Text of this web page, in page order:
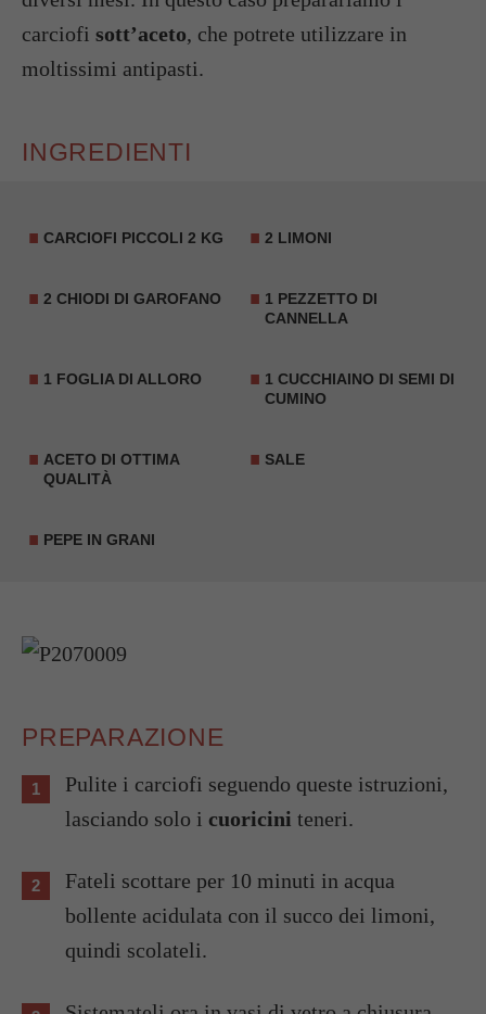
carciofi sott’aceto, che potrete utilizzare in
moltissimi antipasti.
INGREDIENTI
CARCIOFI PICCOLI 2 KG 2 LIMONI
2 CHIODI DI GAROFANO
1 PEZZETTO DI
CANNELLA
1 FOGLIA DI ALLORO
1 CUCCHIAINO DI SEMI DI
CUMINO
ACETO DI OTTIMA
QUALITÀ
SALE
PEPE IN GRANI
PREPARAZIONE
Pulite i carciofi seguendo queste istruzioni,
lasciando solo i cuoricini teneri.
Fateli scottare per 10 minuti in acqua
bollente acidulata con il succo dei limoni,
quindi scolateli.